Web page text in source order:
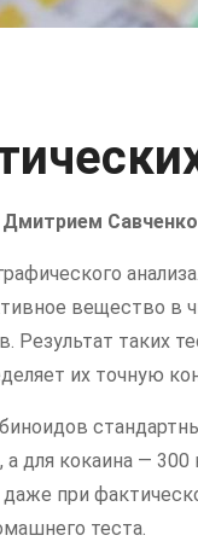
Дмитрием Савченко
вещество
таких
их точную
для кокаина —
при
теста.